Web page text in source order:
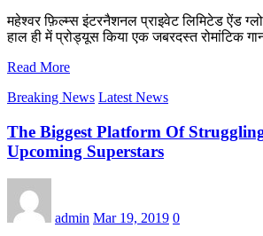
महेश्वर फ़िल्म्स इंटरनैशनल प्राइवेट लिमिटेड ऐंड
हाल ही में प्रोड्यूस किया एक जबरदस्त रोमांटिक
Read More
Breaking News Latest News
The Biggest Platform Of
Upcoming Superstars
admin Mar 19, 2019 0